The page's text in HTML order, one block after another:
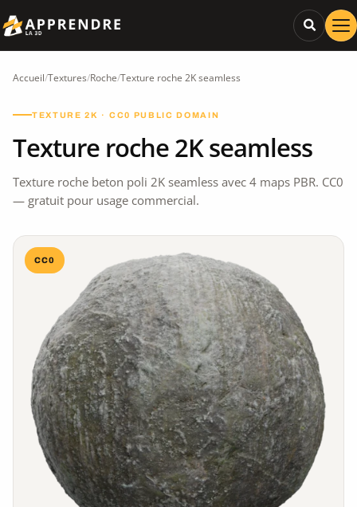
Accueil/Textures/Roche/Texture roche 2K seamless
TEXTURE 2K · CC0 PUBLIC DOMAIN
Texture roche 2K seamless
Texture roche beton poli 2K seamless avec 4 maps PBR. CC0
— gratuit pour usage commercial.
CC0